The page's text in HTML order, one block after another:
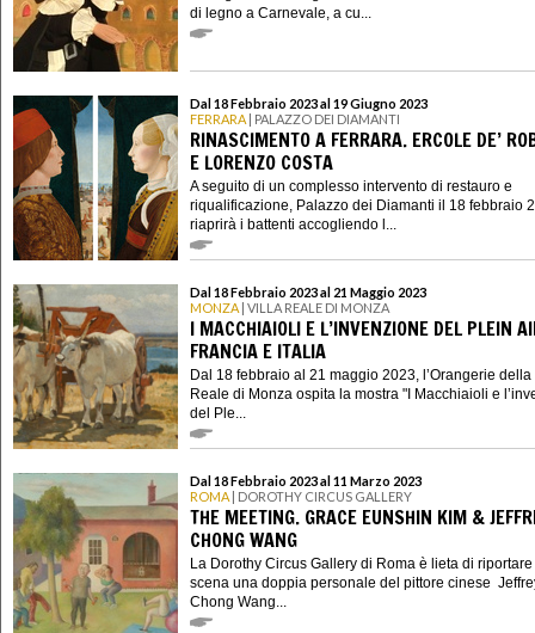
di legno a Carnevale, a cu...
Dal 18 Febbraio 2023 al 19 Giugno 2023
FERRARA | PALAZZO DEI DIAMANTI
RINASCIMENTO A FERRARA. ERCOLE DE’
E LORENZO COSTA
A seguito di un complesso intervento di restauro e
riqualificazione, Palazzo dei Diamanti il 18 febbraio
riaprirà i battenti accogliendo l...
Dal 18 Febbraio 2023 al 21 Maggio 2023
MONZA | VILLA REALE DI MONZA
I MACCHIAIOLI E L’INVENZIONE DEL PLEIN
FRANCIA E ITALIA
Dal 18 febbraio al 21 maggio 2023, l’Orangerie
Reale di Monza ospita la mostra "I Macchiaioli e
del Ple...
Dal 18 Febbraio 2023 al 11 Marzo 2023
ROMA | DOROTHY CIRCUS GALLERY
THE MEETING. GRACE EUNSHIN KIM &
CHONG WANG
La Dorothy Circus Gallery di Roma è lieta di
scena una doppia personale del pittore cinese
Chong Wang...